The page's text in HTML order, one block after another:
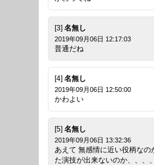
[3] 名無し
2019年09月06日 12:17:03
普通だね
[4] 名無し
2019年09月06日 12:50:00
かわよい
[5] 名無し
2019年09月06日 13:32:36
あえて 無感情に近い役柄なの
た演技が出来ないのか、、、